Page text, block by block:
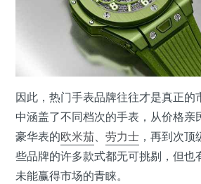
因此，热门手表品牌往往才是真正的
中涵盖了不同档次的手表，从价格亲
豪华表的欧米茄 劳力士 ，再到次
些品牌的许多款式都无可挑剔，但也
未能赢得市场的青睐。